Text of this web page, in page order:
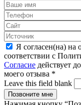
Я согласен(на) на
соответствии с
Согласие действует
моего отзыва *
Leave this field blank